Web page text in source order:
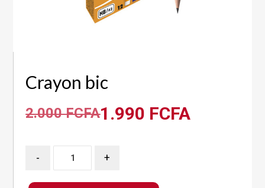
Crayon bic
2.000FCFA1.990 FCFA
- +